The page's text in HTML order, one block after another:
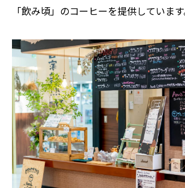
「飲み頃」のコーヒーを提供しています